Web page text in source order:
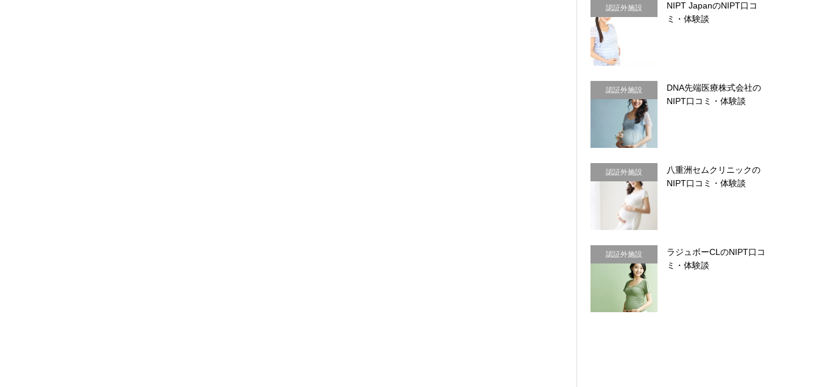
認証外施設
NIPT JapanのNIPT口コ
ミ・体験談
認証外施設
DNA先端医療株式会社の
NIPT口コミ・体験談
認証外施設
八重洲セムクリニックの
NIPT口コミ・体験談
認証外施設
ラジュボーCLのNIPT口コ
ミ・体験談